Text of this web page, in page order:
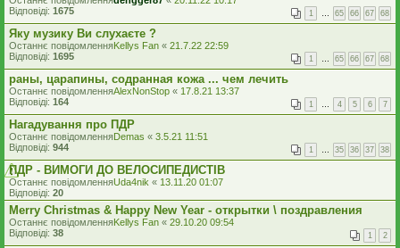
Відповіді: 1675 1 … 65 66 67 68
Яку музику Ви слухаєте ?
Останнє повідомленняKellys Fan « 21.7.22 22:59
Відповіді: 1695 1 … 65 66 67 68
раны, царапины, содранная кожа ... чем лечить
Останнє повідомленняAlexNonStop « 17.8.21 13:37
Відповіді: 164 1 … 4 5 6 7
Нагадування про ПДР
Останнє повідомленняDemas « 3.5.21 11:51
Відповіді: 944 1 … 35 36 37 38
ПДР - ВИМОГИ ДО ВЕЛОСИПЕДИСТІВ
Останнє повідомленняUda4nik « 13.11.20 01:07
Відповіді: 20
Merry Christmas & Happy New Year - открытки \ поздравления
Останнє повідомленняKellys Fan « 29.10.20 09:54
Відповіді: 38 1 2